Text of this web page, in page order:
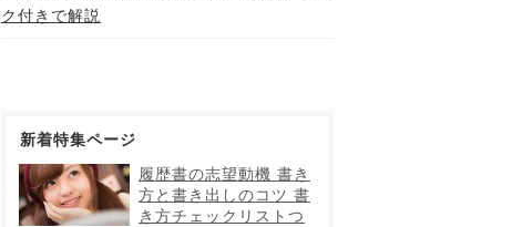
ク付きで解説
新着特集ページ
履歴書の志望動機 書き
方と書き出しのコツ 書
き方チェックリストつ